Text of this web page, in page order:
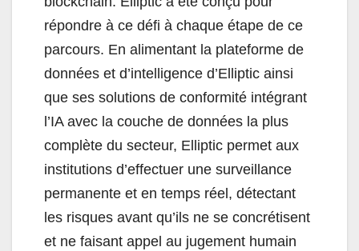
répondre à ce défi à chaque étape de ce
parcours. En alimentant la plateforme de
données et d’intelligence d’Elliptic ainsi
que ses solutions de conformité intégrant
l’IA avec la couche de données la plus
complète du secteur, Elliptic permet aux
institutions d’effectuer une surveillance
permanente et en temps réel, détectant
les risques avant qu’ils ne se concrétisent
et ne faisant appel au jugement humain